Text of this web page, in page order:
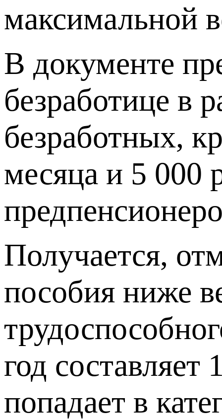
максимальной
В документе
безработице в
безработных,
месяца и 5 000
Получается,
пособия ниже
год
попадает в